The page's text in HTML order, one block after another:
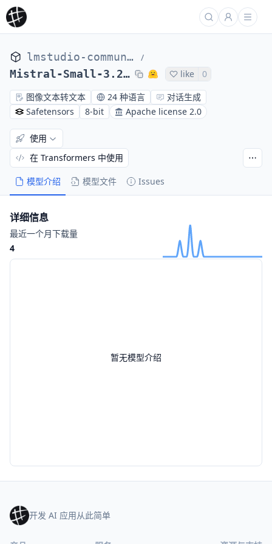
lmstudio-community /
Mistral-Small-3.2-24B-Instruct-2506-MLX-8bit like
0
图像文本转文本
24 种语言
对话生成
Safetensors
8-bit Apache license 2.0
模型介绍 模型文件 Issues
使用
在 Transformers 中使用
暂无模型介绍
详细信息
最近一个月下载量
4
开发 AI 应用从此简单